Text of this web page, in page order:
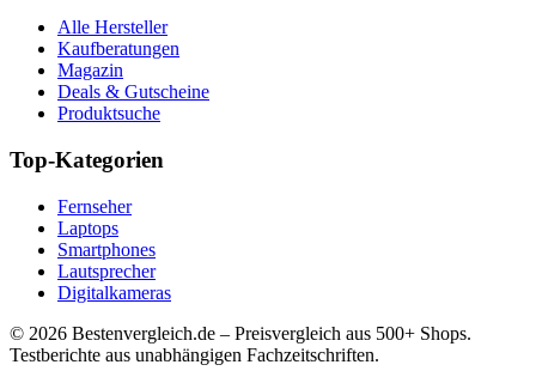
Alle Hersteller
Kaufberatungen
Magazin
Deals & Gutscheine
Produktsuche
Top-Kategorien
Fernseher
Laptops
Smartphones
Lautsprecher
Digitalkameras
© 2026 Bestenvergleich.de – Preisvergleich aus 500+ Shops.
Testberichte aus unabhängigen Fachzeitschriften.